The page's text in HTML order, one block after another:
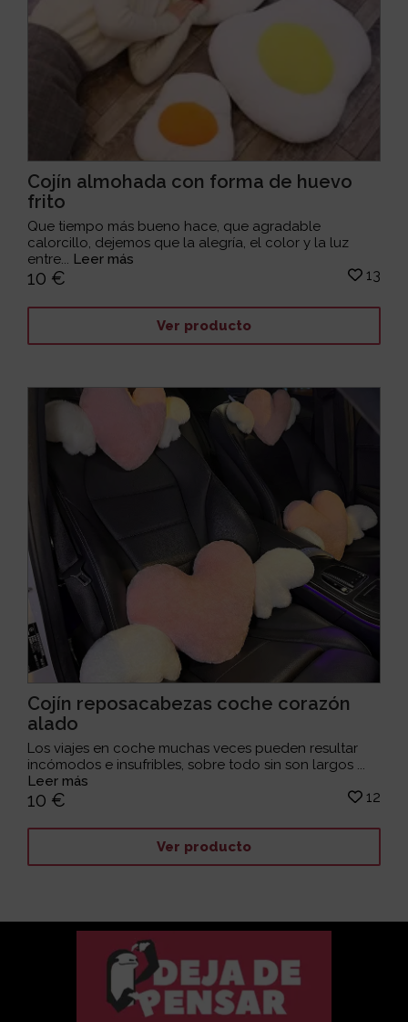
Cojín almohada con forma de huevo
frito
Que tiempo más bueno hace, que agradable
calorcillo, dejemos que la alegría, el color y la luz
entre... Leer más
10 € 13
Ver producto
Cojín reposacabezas coche corazón
alado
Los viajes en coche muchas veces pueden resultar
incómodos e insufribles, sobre todo sin son largos ...
Leer más
10 € 12
Ver producto